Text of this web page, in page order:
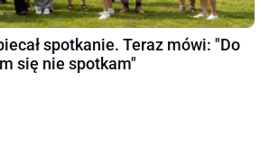
spotkanie. Teraz mówi: "Do
się nie spotkam"